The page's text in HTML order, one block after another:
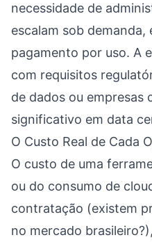
necessidade de
escalam sob
pagamento por uso. A
com requisitos
de dados ou empresas
significativo em data
O Custo Real de Cada
O custo de uma
ou do consumo de
contratação (existem
no mercado